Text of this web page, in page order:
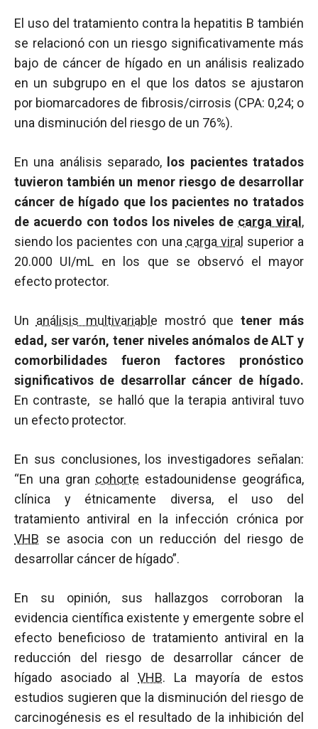
El uso del tratamiento contra la hepatitis B también
se relacionó con un riesgo significativamente más
bajo de cáncer de hígado en un análisis realizado
en un subgrupo en el que los datos se ajustaron
por biomarcadores de fibrosis/cirrosis (CPA: 0,24; o
una disminución del riesgo de un 76%).
En una análisis separado,
los pacientes tratados
tuvieron también un menor riesgo de desarrollar
cáncer de hígado que los pacientes no tratados
de acuerdo con todos los niveles de carga viral ,
siendo los pacientes con una carga viral superior a
20.000 UI/mL en los que se observó el mayor
efecto protector.
Un análisis multivariable mostró quetener más
edad, ser varón, tener niveles anómalos de ALT y
comorbilidades fueron factores pronóstico
significativos de desarrollar cáncer de hígado.
En contraste, se halló que la terapia antiviral tuvo
un efecto protector.
En sus conclusiones, los investigadores señalan:
“En una gran cohorte estadounidense geográfica,
clínica y étnicamente diversa, el uso del
tratamiento antiviral en la infección crónica por
VHB se asocia con un reducción del riesgo de
desarrollar cáncer de hígado”.
En su opinión, sus hallazgos corroboran la
evidencia científica existente y emergente sobre el
efecto beneficioso de tratamiento antiviral en la
reducción del riesgo de desarrollar cáncer de
hígado asociado al VHB. La mayoría de estos
estudios sugieren que la disminución del riesgo de
carcinogénesis es el resultado de la inhibición del